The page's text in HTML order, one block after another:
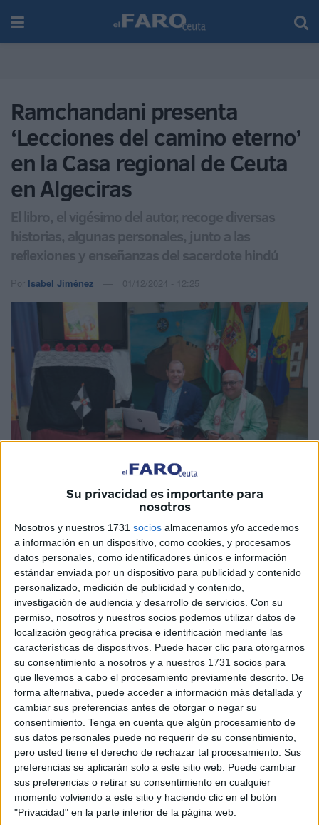
Su privacidad es importante para
nosotros
Nosotros y nuestros 1731 socios almacenamos y/o accedemos
a información en un dispositivo, como cookies, y procesamos
datos personales, como identificadores únicos e información
estándar enviada por un dispositivo para publicidad y contenido
personalizado, medición de publicidad y contenido,
investigación de audiencia y desarrollo de servicios. Con su
permiso, nosotros y nuestros socios podemos utilizar datos de
localización geográfica precisa e identificación mediante las
características de dispositivos. Puede hacer clic para otorgarnos
su consentimiento a nosotros y a nuestros 1731 socios para
que llevemos a cabo el procesamiento previamente descrito. De
forma alternativa, puede acceder a información más detallada y
cambiar sus preferencias antes de otorgar o negar su
consentimiento. Tenga en cuenta que algún procesamiento de
sus datos personales puede no requerir de su consentimiento,
pero usted tiene el derecho de rechazar tal procesamiento. Sus
preferencias se aplicarán solo a este sitio web. Puede cambiar
sus preferencias o retirar su consentimiento en cualquier
momento volviendo a este sitio y haciendo clic en el botón
"Privacidad" en la parte inferior de la página web.
Ramchandani presenta
‘Lecciones del camino eterno’
en la Casa regional de Ceuta
en Algeciras
El libro, el vigésimo del autor, recoge diversas
historias, algunas personales, junto a las
reflexiones y enseñanzas del sacerdote hindú
Por Isabel Jiménez 01/12/2024 - 12:25
La Casa Regional de Ceuta enAlgecirasacogió el
pasado viernes 29 de noviembre, a las 20:00 horas, la
presentación de la más reciente obra delsacerdote hindú
Juan Carlos Ramchandani titulada‘Lecciones del
camino eterno’.
La actividad dio inicio con las palabras a cargo de Agustín
Del Valle, vocal de Cultura de la entidad caballa, que se
refirió a Ramchandani como “una de las personas que más
ha hecho por el hinduismo en España”.
Tras un saludo y los mantras de invocación, Juan Carlos
Ramchandani comenzó la presentación dando las gracias
a los asistentes que se acercaron al lugar para conocer